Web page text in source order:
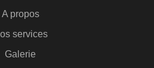
A propos
services
Galerie